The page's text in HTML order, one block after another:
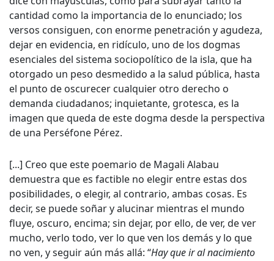
cantidad como la importancia de lo enunciado; los
versos consiguen, con enorme penetración y agudeza,
dejar en evidencia, en ridículo, uno de los dogmas
esenciales del sistema sociopolítico de la isla, que ha
otorgado un peso desmedido a la salud pública, hasta
el punto de oscurecer cualquier otro derecho o
demanda ciudadanos; inquietante, grotesca, es la
imagen que queda de este dogma desde la perspectiva
de una Perséfone Pérez.
[...] Creo que este poemario de Magali Alabau
demuestra que es factible no elegir entre estas dos
posibilidades, o elegir, al contrario, ambas cosas. Es
decir, se puede soñar y alucinar mientras el mundo
fluye, oscuro, encima; sin dejar, por ello, de ver, de ver
mucho, verlo todo, ver lo que ven los demás y lo que
no ven, y seguir aún más allá: “Hay que ir al nacimiento